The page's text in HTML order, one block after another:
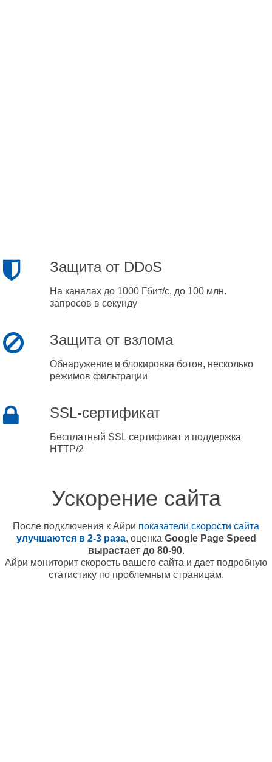
Защита от DDoS
На каналах до 1000 Гбит/с, до 100 млн.
запросов в секунду
Защита от взлома
Обнаружение и блокировка ботов, несколько
режимов фильтрации
SSL-сертификат
Бесплатный SSL сертификат и поддержка
HTTP/2
Ускорение сайта
После подключения к Айри показатели скорости сайта
улучшаются в 2-3 раза, оценка Google Page Speed
вырастает до 80-90.
Айри мониторит скорость вашего сайта и дает подробную
статистику по проблемным страницам.